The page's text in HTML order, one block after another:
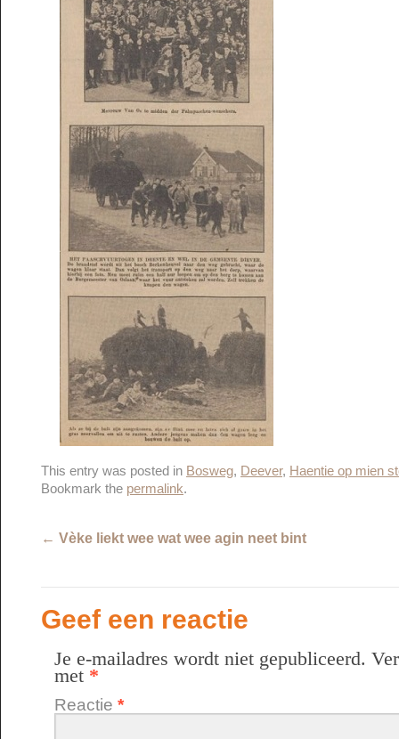
This entry was posted in Bosweg, Deever, Haentie op mien
Bookmark the permalink.
← Vèke liekt wee wat wee agin neet bint
Geef een reactie
Je e-mailadres wordt niet gepubliceerd.
met *
Reactie *